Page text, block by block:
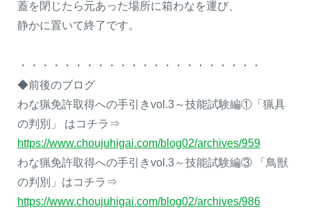
蓋を閉じたら元あった場所に箱わなを運び、
静かに置いて終了です。
・・・・・・・・・・・・・・・・・・・・・・
◆前後のブログ
わな猟免許取得への手引きvol.3～技能試験編①「猟具
の判別」 はコチラ⇒
https://www.choujuhigai.com/blog02/archives/959
わな猟免許取得への手引きvol.3～技能試験編③ 「鳥獣
の判別」はコチラ⇒
https://www.choujuhigai.com/blog02/archives/986